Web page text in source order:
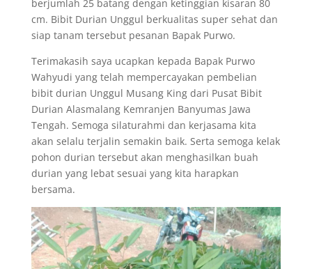
berjumlah 25 batang dengan ketinggian kisaran 80
cm. Bibit Durian Unggul berkualitas super sehat dan
siap tanam tersebut pesanan Bapak Purwo.
Terimakasih saya ucapkan kepada Bapak Purwo
Wahyudi yang telah mempercayakan pembelian
bibit durian Unggul Musang King dari Pusat Bibit
Durian Alasmalang Kemranjen Banyumas Jawa
Tengah. Semoga silaturahmi dan kerjasama kita
akan selalu terjalin semakin baik. Serta semoga kelak
pohon durian tersebut akan menghasilkan buah
durian yang lebat sesuai yang kita harapkan
bersama.